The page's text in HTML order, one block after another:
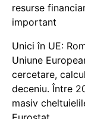
resurse
important
Unici în UE:
Uniune
cercetare,
deceniu. Între
masiv